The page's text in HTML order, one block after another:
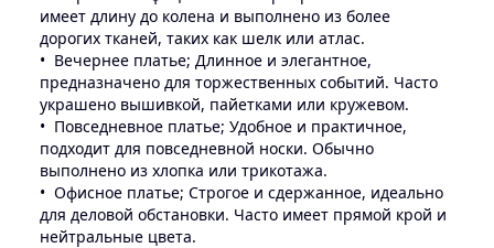
имеет длину до колена и выполнено из более
дорогих тканей, таких как шелк или атлас.
Вечернее платье; Длинное и элегантное,
предназначено для торжественных событий. Часто
украшено вышивкой, пайетками или кружевом.
Повседневное платье; Удобное и практичное,
подходит для повседневной носки. Обычно
выполнено из хлопка или трикотажа.
Офисное платье; Строгое и сдержанное, идеально
для деловой обстановки. Часто имеет прямой крой и
нейтральные цвета.